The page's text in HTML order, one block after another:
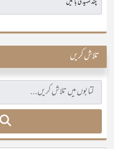
تلاش کریں